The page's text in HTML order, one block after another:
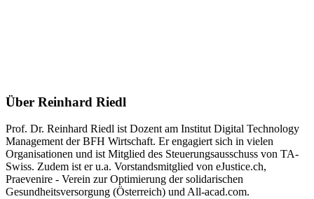
Über Reinhard Riedl
Prof. Dr. Reinhard Riedl ist Dozent am Institut Digital Technology
Management der BFH Wirtschaft. Er engagiert sich in vielen
Organisationen und ist Mitglied des Steuerungsausschuss von TA-
Swiss. Zudem ist er u.a. Vorstandsmitglied von eJustice.ch,
Praevenire - Verein zur Optimierung der solidarischen
Gesundheitsversorgung (Österreich) und All-acad.com.